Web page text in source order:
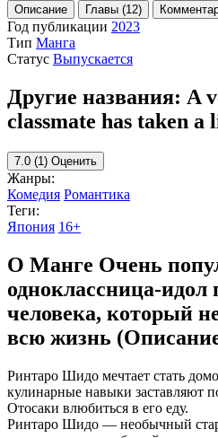
Описание Главы (12)
Год публикации 2023
Тип Манга
Статус Выпускается
Другие названия: A
classmate has taken a
7.0 (1) Оценить
Жанры:
Комедия Романтика
Теги:
Япония 16+
О Манге Очень
одноклассница-
человека, который
всю жизнь
Ринтаро Шидо мечтает стать
кулинарные навыки заставляют
Отосаки влюбиться в его еду.
Ринтаро Шидо — необычный